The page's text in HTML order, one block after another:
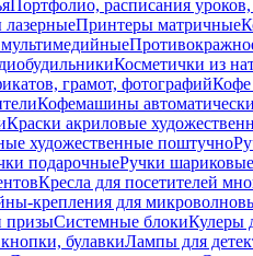
Портфолио, расписания уроков,
Принтеры матричные
Косметички из
грамот, фотографийКофе
Кофемашины
Краски акриловые
художественные поштучно
подарочныеРучки
Кресла для посетителей
крепления для
призыСистемные блокиКулеры
булавкиЛампы для